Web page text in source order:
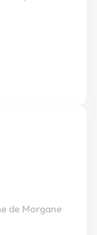
de Morgane